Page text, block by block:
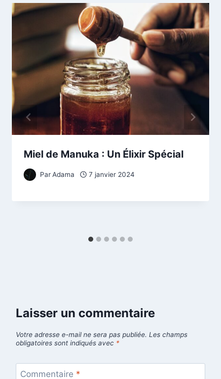
Miel de Manuka : Un Élixir Spécial
ParAdama 7 janvier 2024
Laisser un commentaire
Votre adresse e-mail ne sera pas publiée. Les champs
obligatoires sont indiqués avec *
Commentaire *